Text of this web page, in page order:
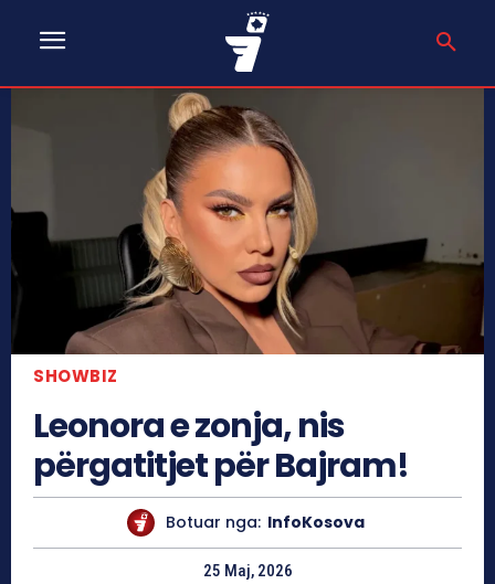
SHOWBIZ
Leonora e zonja, nis
përgatitjet për Bajram!
Botuar nga: InfoKosova
25 Maj, 2026